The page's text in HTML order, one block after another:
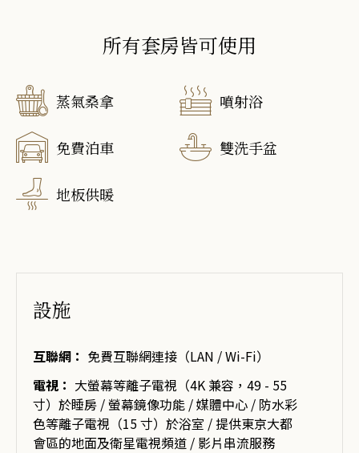
所有套房皆可使用
蒸氣桑拿 噴射浴
免費泊車 雙洗手盆
地板供暖
設施
互聯網： 免費互聯網連接（LAN / Wi-Fi）
電視： 大螢幕等離子電視（4K 兼容，49 - 55
寸）於睡房 / 螢幕鏡像功能 / 媒體中心 / 防水彩
色等離子電視（15 寸）於浴室 / 提供東京大都
會區的地面及衛星電視頻道 / 影片串流服務